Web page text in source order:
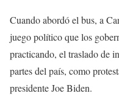
Cuando abordó el bus, a
juego político que los
practicando, el traslado de
partes del país, como
presidente Joe Biden.